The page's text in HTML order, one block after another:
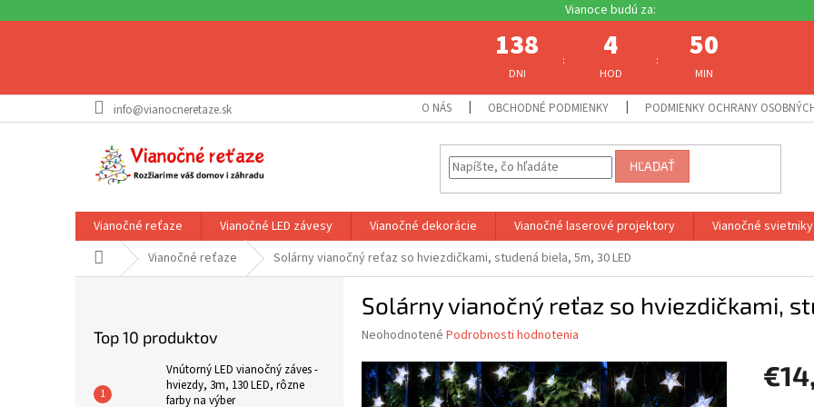
138
DNI
: 4
HOD
: 50
MIN
na
info@vianocneretaze.sk O NÁS OBCHODNÉ PODMIENKY PODMIENKY OCHRANY
HĽADAŤ
Vianočné reťaze Vianočné LED závesy Vianočné dekorácie Vianočné laserové projektory Vianočné
DomovVianočné reťaze Solárny vianočný reťaz so hviezdičkami, studená biela, 5m, 30 LED
Top 10 produktov
Vnútorný LED vianočný záves -
hviezdy, 3m, 130 LED, rôzne
farby na výber
Solárny vianočný reťaz so hviezdičkami,
Priemerné
produktu
je
Neohodnotené Podrobnosti hodnotenia